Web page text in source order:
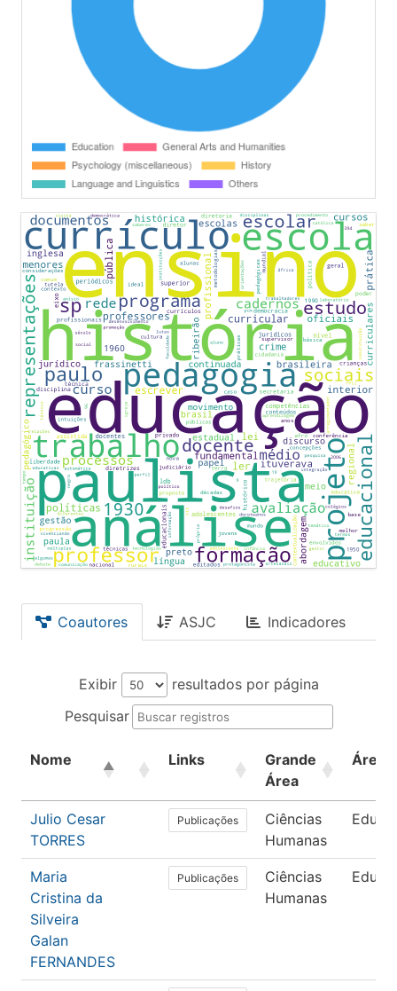
Coautores ASJC Indicadores
Exibir
resultados por página
Pesquisar
Nome Links
Grande
Área
Área
Julio Cesar
TORRES
Publicações
Ciências
Humanas
Maria
Cristina da
Silveira
Galan
FERNANDES
Publicações
Ciências
Humanas